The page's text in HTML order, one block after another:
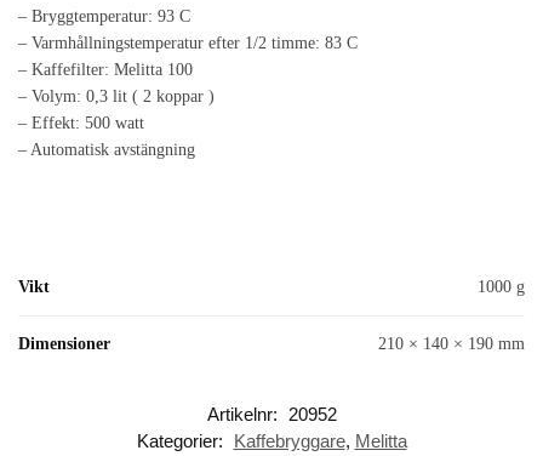
– Bryggtemperatur: 93 C
– Varmhållningstemperatur efter 1/2 timme: 83 C
– Kaffefilter: Melitta 100
– Volym: 0,3 lit ( 2 koppar )
– Effekt: 500 watt
– Automatisk avstängning
Vikt 1000 g
Dimensioner 210 × 140 × 190 mm
Artikelnr: 20952
Kategorier:
Kaffebryggare, Melitta